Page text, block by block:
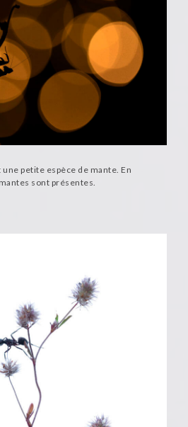
une petite espèce de mante. En
sont présentes.